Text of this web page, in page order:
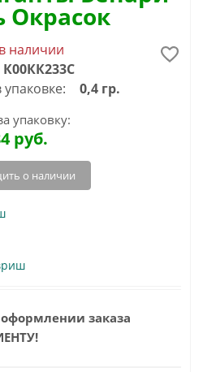
Окрасок
наличии
К00КК233С
0,4 гр.
упаковку:
руб.
о наличии
заказа